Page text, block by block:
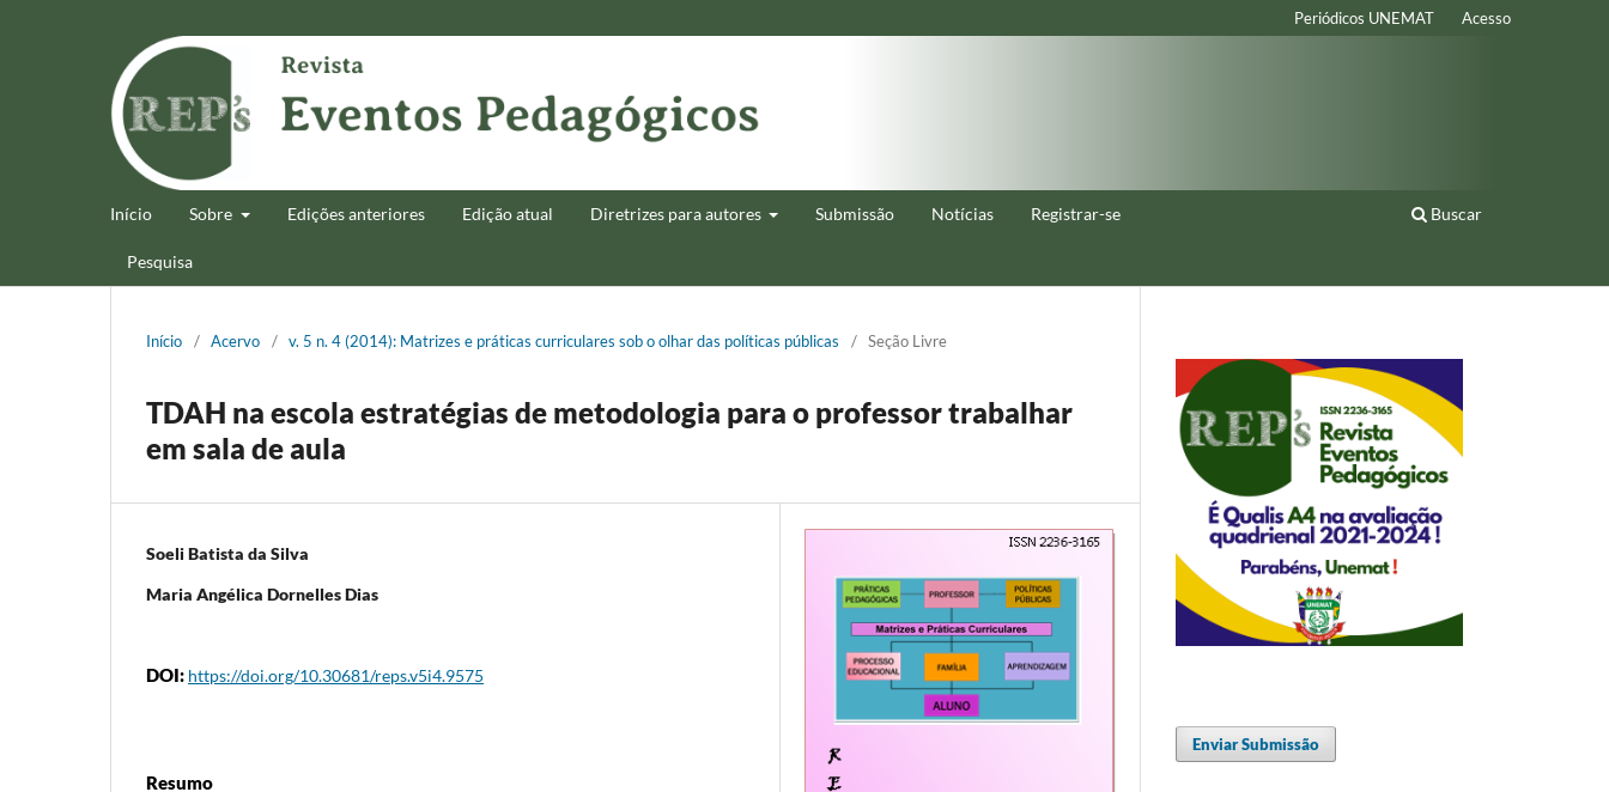
Início Sobre Edições anteriores Edição atual Diretrizes para autores Submissão Notícias Registrar-se
Pesquisa
Buscar
Periódicos UNEMAT Acesso
Início / Acervo / v. 5 n. 4 (2014): Matrizes e práticas curriculares sob o olhar das políticas públicas / Seção Livre
TDAH na escola estratégias de metodologia para o professor trabalhar
em sala de aula
Soeli Batista da Silva
Maria Angélica Dornelles Dias
DOI: https://doi.org/10.30681/reps.v5i4.9575
Resumo
Enviar Submissão